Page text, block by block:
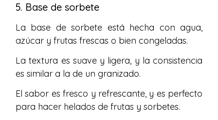
5. Base de sorbete
La base de sorbete está hecha con agua,
azúcar y frutas frescas o bien congeladas.
La textura es suave y ligera, y la consistencia
es similar a la de un granizado.
El sabor es fresco y refrescante, y es perfecto
para hacer helados de frutas y sorbetes.